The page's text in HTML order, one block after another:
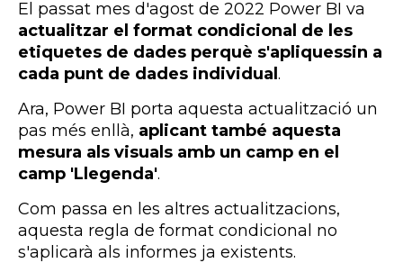
El passat mes d'agost de 2022 Power BI va
actualitzar el format condicional de les
etiquetes de dades perquè s'apliquessin a
cada punt de dades individual.
Ara, Power BI porta aquesta actualització un
pas més enllà, aplicant també aquesta
mesura als visuals amb un camp en el
camp 'Llegenda'.
Com passa en les altres actualitzacions,
aquesta regla de format condicional no
s'aplicarà als informes ja existents.